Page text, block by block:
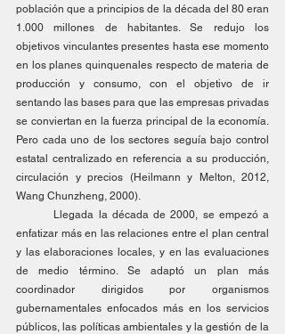
población que a principios de la década del 80 eran
1.000 millones de habitantes. Se redujo los
objetivos vinculantes presentes hasta ese momento
en los planes quinquenales respecto de materia de
producción y consumo, con el objetivo de ir
sentando las bases para que las empresas privadas
se conviertan en la fuerza principal de la economía.
Pero cada uno de los sectores seguía bajo control
estatal centralizado en referencia a su producción,
circulación y precios (Heilmann y Melton, 2012,
Wang Chunzheng, 2000).
enfatizar más en las relaciones entre el plan central
y las elaboraciones locales, y en las evaluaciones
de medio término. Se adaptó un plan más
coordinador dirigidos por organismos
gubernamentales enfocados más en los servicios
públicos, las políticas ambientales y la gestión de la